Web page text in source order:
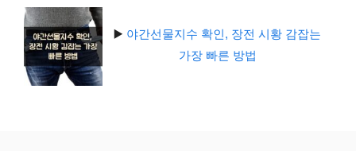
▶️ 야간선물지수 확인, 장전 시황 감잡는
가장 빠른 방법